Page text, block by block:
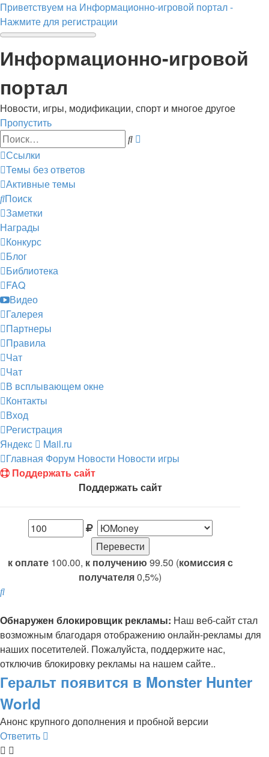
Приветствуем на Информационно-игровой портал -
Нажмите для регистрации
Информационно-игровой
портал
Новости, игры, модификации, спорт и многое другое
Пропустить
Поиск
Ссылки
Темы без ответов
Активные темы
Поиск
Заметки
Награды
Конкурс
Блог
Библиотека
FAQ
Видео
Галерея
Партнеры
Правила
Чат
Чат
В всплывающем окне
Контакты
Вход
Регистрация
Яндекс
Mail.ru
Главная Форум Новости Новости игры
Поддержать сайт
Поддержать сайт
к оплате100.00, к получению 99.50 (комиссия с
получателя0,5%)
Поиск
Обнаружен блокировщик рекламы: Наш веб-сайт стал
возможным благодаря отображению онлайн-рекламы для
наших посетителей. Пожалуйста, поддержите нас,
отключив блокировку рекламы на нашем сайте..
Геральт появится в Monster Hunter
World
Анонс крупного дополнения и пробной версии
Ответить